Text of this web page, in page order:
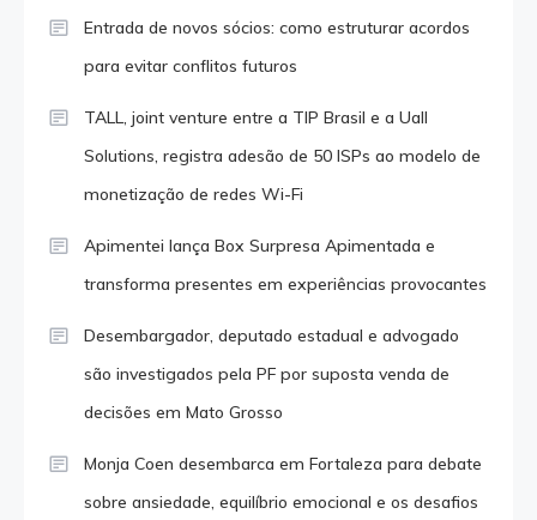
Entrada de novos sócios: como estruturar acordos
para evitar conflitos futuros
TALL, joint venture entre a TIP Brasil e a Uall
Solutions, registra adesão de 50 ISPs ao modelo de
monetização de redes Wi-Fi
Apimentei lança Box Surpresa Apimentada e
transforma presentes em experiências provocantes
Desembargador, deputado estadual e advogado
são investigados pela PF por suposta venda de
decisões em Mato Grosso
Monja Coen desembarca em Fortaleza para debate
sobre ansiedade, equilíbrio emocional e os desafios